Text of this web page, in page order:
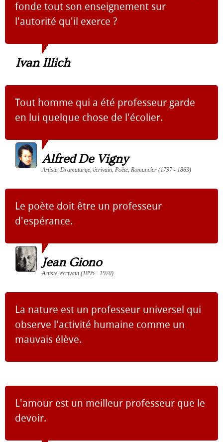
fonde tout son enseignement sur
l'autorité qu'il exerce ?
Ivan Illich
Tout homme qui a été professeur garde
en lui quelque chose de l'écolier.
Alfred De Vigny
Artiste, Dramaturge, écrivain, Poète, Romancier (1797 - 1863)
Le poète doit être un professeur
d'espérance.
Jean Giono
Artiste, écrivain (1895 - 1970)
La nature est un professeur universel qui
observe l'activité humaine comme un
mauvais élève.
L'amour est un meilleur professeur que le
devoir.